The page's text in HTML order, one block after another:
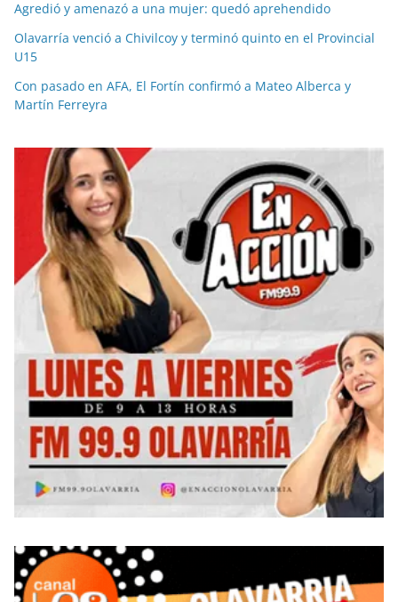
Agredió y amenazó a una mujer: quedó aprehendido
Olavarría venció a Chivilcoy y terminó quinto en el Provincial
U15
Con pasado en AFA, El Fortín confirmó a Mateo Alberca y
Martín Ferreyra